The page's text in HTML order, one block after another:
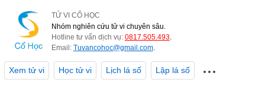
TỬ VI CỔ HỌC
Nhóm nghiên cứu tử vi chuyên sâu.
Hotline tư vấn dịch vụ: 0817.505.493.
Email: Tuvancohoc@gmail.com.
Xem tử vi Học tử vi Lịch lá số Lập lá số